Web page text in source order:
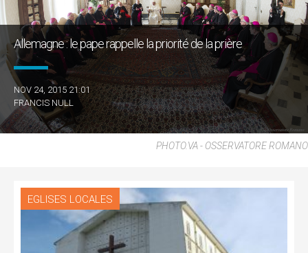
Allemagne : le pape rappelle la priorité de la prière
NOV 24, 2015 21:01
FRANCIS NULL
PHOTO.VA - OSSERVATORE ROMANO
EGLISES LOCALES